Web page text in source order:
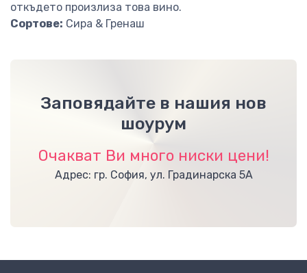
откъдето произлиза това вино.
Сортове: Сира & Гренаш
Заповядайте в нашия нов
шоурум
Очакват Ви много ниски цени!
Адрес: гр. София, ул. Градинарска 5А